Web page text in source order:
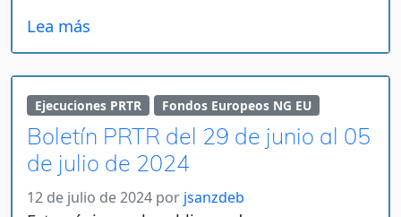
Lea más
Ejecuciones PRTR Fondos Europeos NG EU
Boletín PRTR del 29 de junio al 05
de julio de 2024
12 de julio de 2024 por jsanzdeb